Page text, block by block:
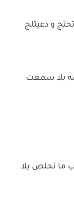
و دعيتلج
يلا سمعت
ما نحلص يلا